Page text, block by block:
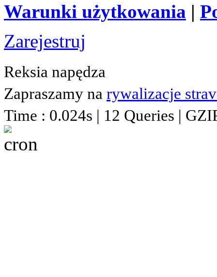
Warunki użytkowania |
Zarejestruj
Reksia napędza
Zapraszamy na rywalizacje
Time : 0.024s | 12 Queries |